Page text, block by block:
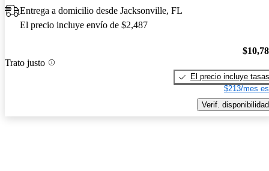
Entrega a domicilio desde Jacksonville, FL
El precio incluye envío de $2,487
Trato justo
El precio incluye tasas
$213/mes
Verif. disponibilidad